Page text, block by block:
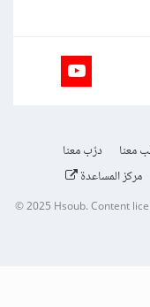
معنا
درّب معنا
مركز المساعدة
© 2025 Hsoub.Content